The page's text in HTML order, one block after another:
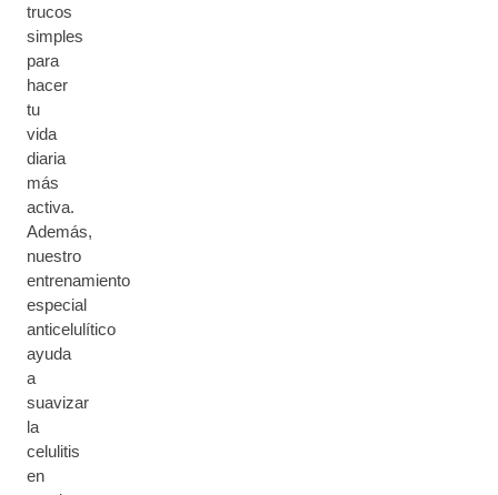
trucos
simples
para
hacer
tu
vida
diaria
más
activa.
Además,
nuestro
entrenamiento
especial
anticelulítico
ayuda
a
suavizar
la
celulitis
en